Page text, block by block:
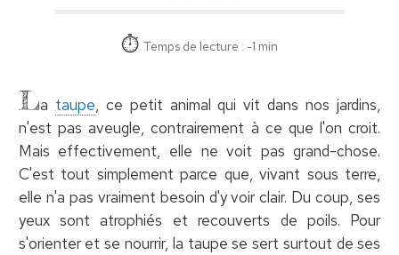
Temps de lecture : -1 min
La taupe, ce petit animal qui vit dans nos jardins,
n'est pas aveugle, contrairement à ce que l'on croit.
Mais effectivement, elle ne voit pas grand-chose.
C'est tout simplement parce que, vivant sous terre,
elle n'a pas vraiment besoin d'y voir clair. Du coup, ses
yeux sont atrophiés et recouverts de poils. Pour
s'orienter et se nourrir, la taupe se sert surtout de ses